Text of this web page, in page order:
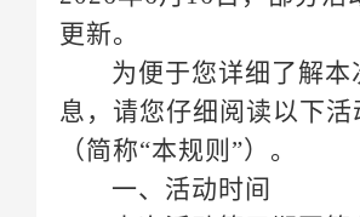
更新。
（简称“本规则”）。
一、活动时间